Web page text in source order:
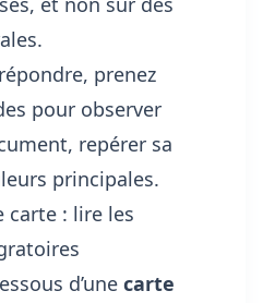
prenez
pour observer
repérer sa
principales.
carte : lire les
d’une carte